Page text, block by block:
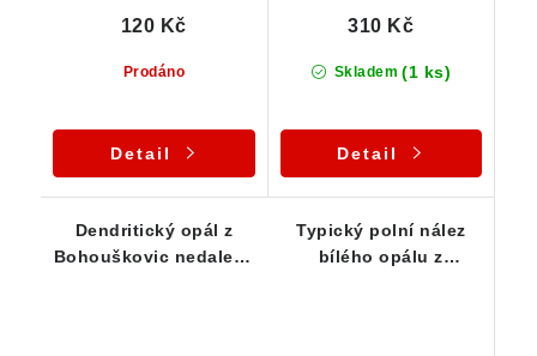
Prodáno
120 Kč
Detail
Skladem (1 ks)
310 Kč
Detail
Dendritický opál z
Bohouškovic nedaleko
Typický polní nález
bílého opálu z